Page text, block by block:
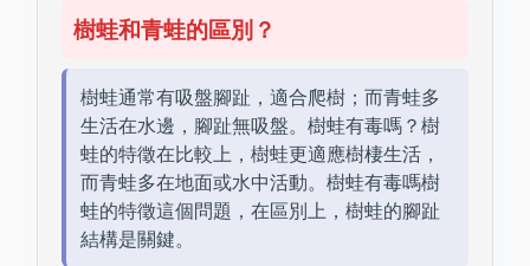
樹蛙和青蛙的區別？
樹蛙通常有吸盤腳趾，適合爬樹；而青蛙多
生活在水邊，腳趾無吸盤。樹蛙有毒嗎？樹
蛙的特徵在比較上，樹蛙更適應樹棲生活，
而青蛙多在地面或水中活動。樹蛙有毒嗎樹
蛙的特徵這個問題，在區別上，樹蛙的腳趾
結構是關鍵。